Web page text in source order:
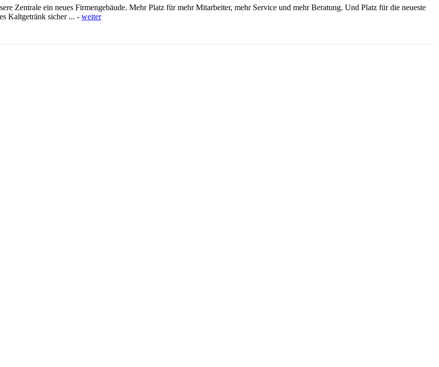
Zentrale ein neues Firmengebäude. Mehr Platz für mehr Mitarbeiter, mehr Service und mehr Beratung. Und Platz für die neueste
Kaltgetränk sicher ... - weiter